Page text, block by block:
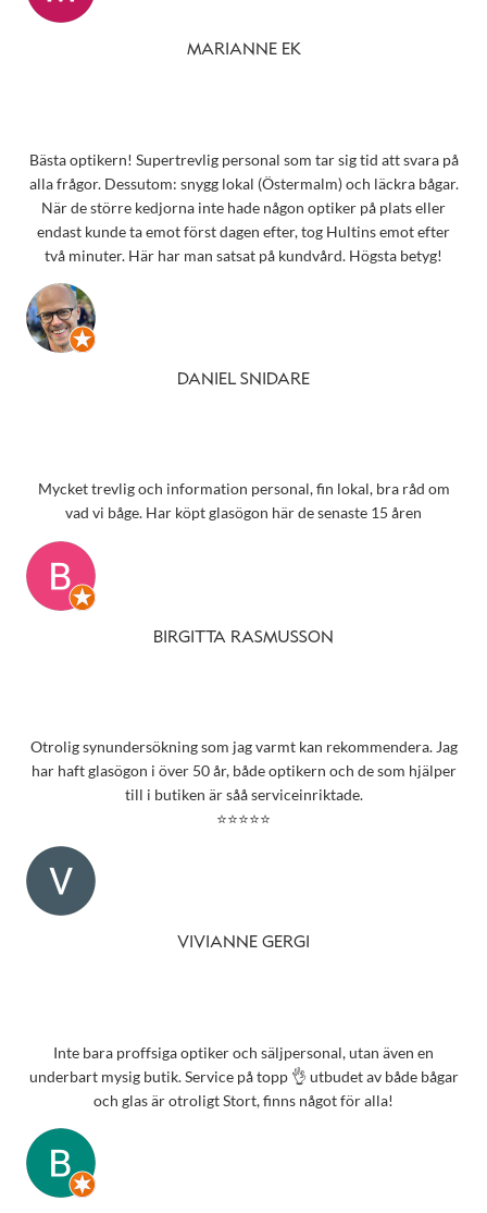
MARIANNE EK
Bästa optikern! Supertrevlig personal som tar sig tid att svara på
alla frågor. Dessutom: snygg lokal (Östermalm) och läckra bågar.
När de större kedjorna inte hade någon optiker på plats eller
endast kunde ta emot först dagen efter, tog Hultins emot efter
två minuter. Här har man satsat på kundvård. Högsta betyg!
DANIEL SNIDARE
Mycket trevlig och information personal, fin lokal, bra råd om
vad vi båge. Har köpt glasögon här de senaste 15 åren
BIRGITTA RASMUSSON
Otrolig synundersökning som jag varmt kan rekommendera. Jag
har haft glasögon i över 50 år, både optikern och de som hjälper
till i butiken är såå serviceinriktade.
⭐⭐⭐⭐⭐
VIVIANNE GERGI
Inte bara proffsiga optiker och säljpersonal, utan även en
underbart mysig butik. Service på topp 👌 utbudet av både bågar
och glas är otroligt Stort, finns något för alla!